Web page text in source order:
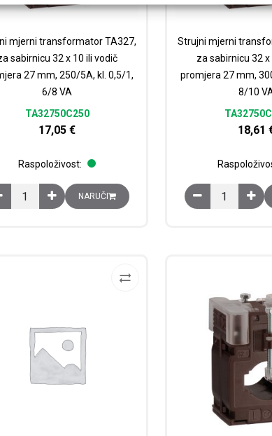
mjerni transformator TA327,
sabirnicu 32 x 10 ili vodič
27 mm, 250/5A, kl. 0,5/1,
6/8 VA
TA32750C250
17,05 €
Raspoloživost:
Strujni mjerni transformator TA327, za sabirnicu 32 x 10
NARUČI
Strujni mjerni
za sabirnicu 32 x
promjera 27 mm,
8/10
18,61
Strujni